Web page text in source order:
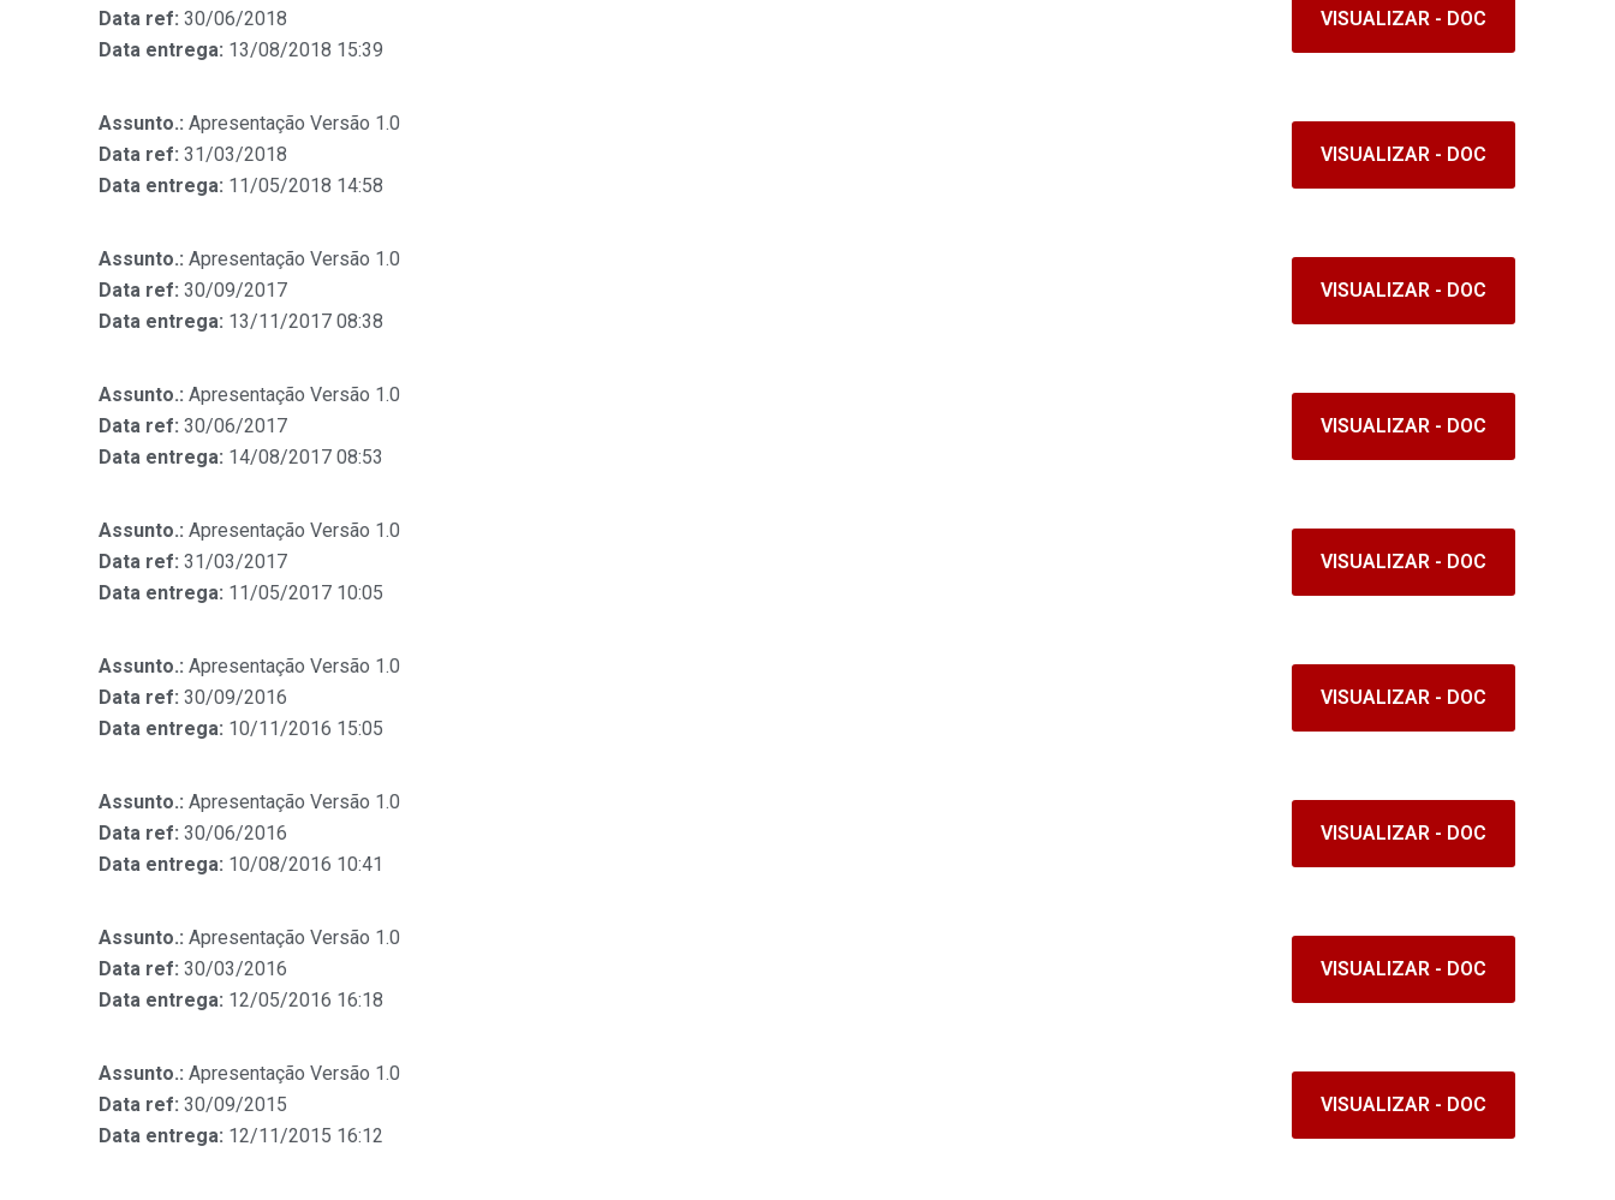
Data ref: 30/06/2018
Data entrega: 13/08/2018 15:39
VISUALIZAR - DOC
Assunto.: Apresentação Versão 1.0
Data ref: 31/03/2018
Data entrega: 11/05/2018 14:58
VISUALIZAR - DOC
Assunto.: Apresentação Versão 1.0
Data ref: 30/09/2017
Data entrega: 13/11/2017 08:38
VISUALIZAR - DOC
Assunto.: Apresentação Versão 1.0
Data ref: 30/06/2017
Data entrega: 14/08/2017 08:53
VISUALIZAR - DOC
Assunto.: Apresentação Versão 1.0
Data ref: 31/03/2017
Data entrega: 11/05/2017 10:05
VISUALIZAR - DOC
Assunto.: Apresentação Versão 1.0
Data ref: 30/09/2016
Data entrega: 10/11/2016 15:05
VISUALIZAR - DOC
Assunto.: Apresentação Versão 1.0
Data ref: 30/06/2016
Data entrega: 10/08/2016 10:41
VISUALIZAR - DOC
Assunto.: Apresentação Versão 1.0
Data ref: 30/03/2016
Data entrega: 12/05/2016 16:18
VISUALIZAR - DOC
Assunto.: Apresentação Versão 1.0
Data ref: 30/09/2015
Data entrega: 12/11/2015 16:12
VISUALIZAR - DOC